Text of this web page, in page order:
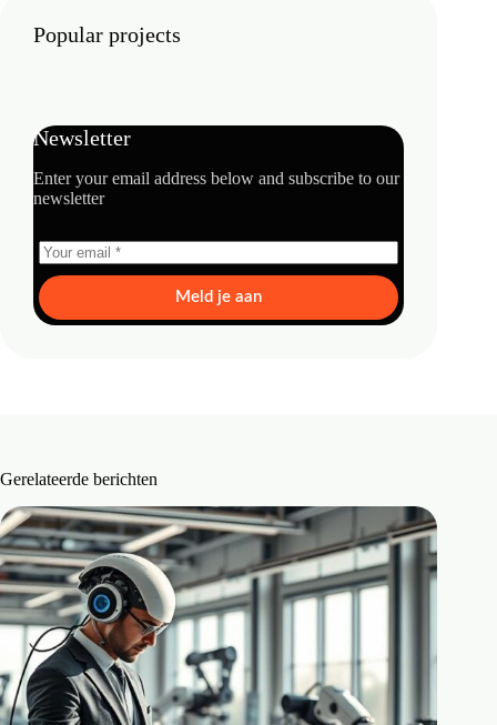
Popular projects
Newsletter
Enter your email address below and subscribe to our
newsletter
Meld je aan
Gerelateerde berichten